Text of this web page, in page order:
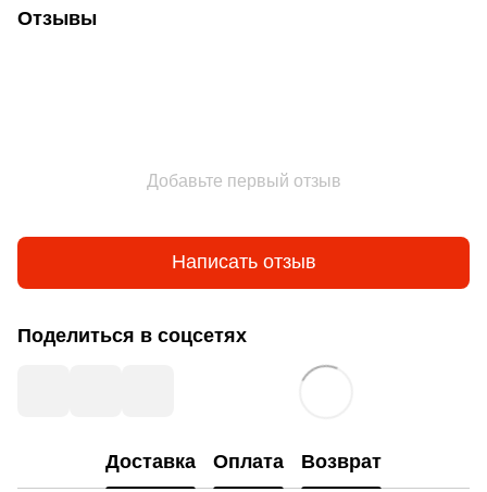
Отзывы
Добавьте первый отзыв
Написать отзыв
Поделиться в соцсетях
Доставка Оплата Возврат